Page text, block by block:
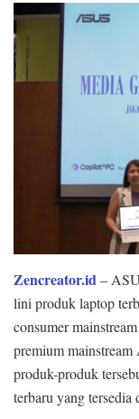
Zencreator.id–
lini produk laptop
consumer
premium
produk-produk
terbaru yang tersedia